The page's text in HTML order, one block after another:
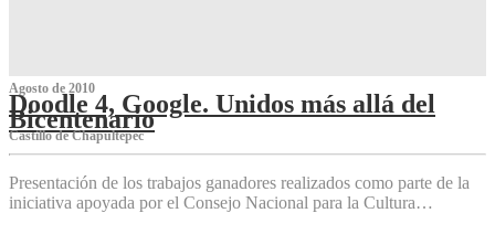
Agosto de 2010
Doodle 4, Google. Unidos más allá del
Bicentenario
Castillo de Chapultepec
Presentación de los trabajos ganadores realizados como parte de la
iniciativa apoyada por el Consejo Nacional para la Cultura…